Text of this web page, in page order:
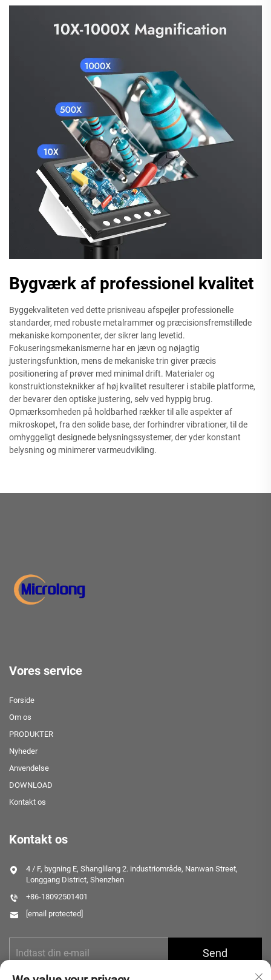
Bygværk af professionel kvalitet
Byggekvaliteten ved dette prisniveau afspejler professionelle
standarder, med robuste metalrammer og præcisionsfremstillede
mekaniske komponenter, der sikrer lang levetid.
Fokuseringsmekanismerne har en jævn og nøjagtig
justeringsfunktion, mens de mekaniske trin giver præcis
positionering af prøver med minimal drift. Materialer og
konstruktionsteknikker af høj kvalitet resulterer i stabile platforme,
der bevarer den optiske justering, selv ved hyppig brug.
Opmærksomheden på holdbarhed rækker til alle aspekter af
mikroskopet, fra den solide base, der forhindrer vibrationer, til de
omhyggeligt designede belysningssystemer, der yder konstant
belysning og minimerer varmeudvikling.
Vores service
Forside
Om os
PRODUKTER
Nyheder
Anvendelse
DOWNLOAD
Kontakt os
Kontakt os
4 / F, bygning E, Shanglilang 2. industriområde, Nanwan Street,
Longgang District, Shenzhen
+86-18092501401
[email protected]
Send